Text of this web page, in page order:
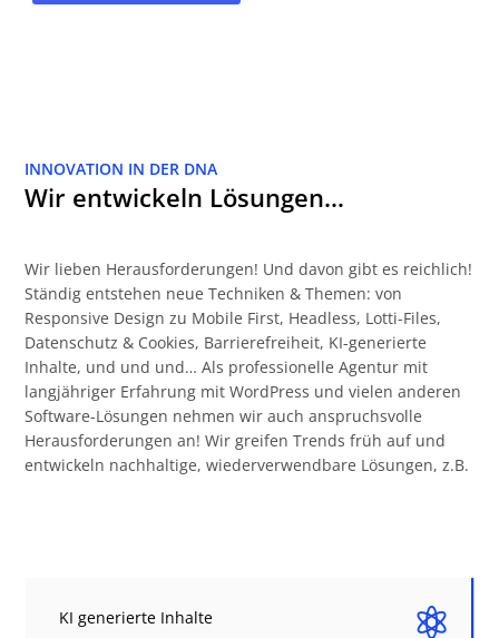
INNOVATION IN DER DNA
Wir entwickeln Lösungen…
Wir lieben Herausforderungen! Und davon gibt es reichlich!
Ständig entstehen neue Techniken & Themen: von
Responsive Design zu Mobile First, Headless, Lotti-Files,
Datenschutz & Cookies, Barrierefreiheit, KI-generierte
Inhalte, und und und… Als professionelle Agentur mit
langjähriger Erfahrung mit WordPress und vielen anderen
Software-Lösungen nehmen wir auch anspruchsvolle
Herausforderungen an! Wir greifen Trends früh auf und
entwickeln nachhaltige, wiederverwendbare Lösungen, z.B.

KI generierte Inhalte